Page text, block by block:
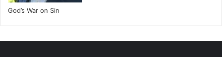
God’s War on Sin